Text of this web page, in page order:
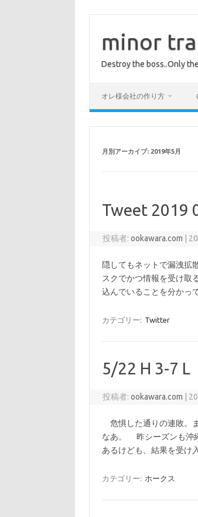
minor
Destroy the boss..Only
オレ様会社の作り方
月別アーカイブ: 2019年5月
Tweet 2019
投稿者:ookawara.com
隠してもネットで漏洩拡
スクでかつ情報を受け取
込んでいることを分かっ
カテゴリー: Twitter
5/22 H 3-7 L
投稿者:ookawara.com
危惧した通りの連敗。
なあ。 昨シーズンも沖
あるけども、結果を受け
カテゴリー: ホークス